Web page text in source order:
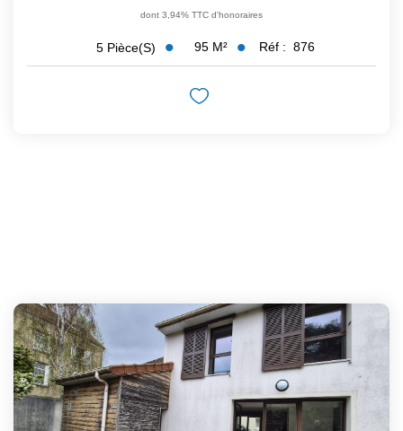
dont 3,94% TTC d'honoraires
5 Pièce(s) 95 M² Réf : 876